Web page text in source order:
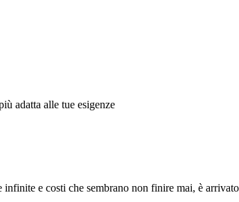
adatta alle tue esigenze
infinite e costi che sembrano non finire mai, è